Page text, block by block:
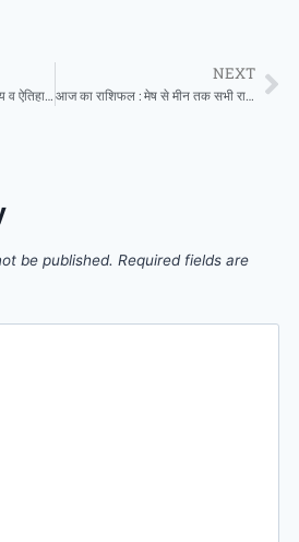
खेतेश्वर बस्ती में हिंदू सम्मेलन भव्य व ऐतिहासिक रूप से संपन्न
NEXT
आज का राशिफल : मेष से मीन तक सभी राशियों के लिए क्या कहते हैं किस्मत के सितारे
be published. Required fields are